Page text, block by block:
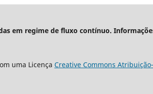
em regime de fluxo contínuo.
uma Licença Creative Commons